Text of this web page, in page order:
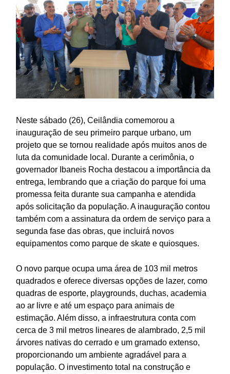
Neste sábado (26), Ceilândia comemorou a
inauguração de seu primeiro parque urbano, um
projeto que se tornou realidade após muitos anos de
luta da comunidade local. Durante a cerimônia, o
governador Ibaneis Rocha destacou a importância da
entrega, lembrando que a criação do parque foi uma
promessa feita durante sua campanha e atendida
após solicitação da população. A inauguração contou
também com a assinatura da ordem de serviço para a
segunda fase das obras, que incluirá novos
equipamentos como parque de skate e quiosques.
O novo parque ocupa uma área de 103 mil metros
quadrados e oferece diversas opções de lazer, como
quadras de esporte, playgrounds, duchas, academia
ao ar livre e até um espaço para animais de
estimação. Além disso, a infraestrutura conta com
cerca de 3 mil metros lineares de alambrado, 2,5 mil
árvores nativas do cerrado e um gramado extenso,
proporcionando um ambiente agradável para a
população. O investimento total na construção e